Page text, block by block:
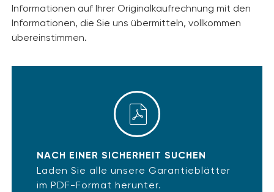
Informationen auf Ihrer Originalkaufrechnung mit den
Informationen, die Sie uns übermitteln, vollkommen
übereinstimmen.
NACH EINER SICHERHEIT SUCHEN
Laden Sie alle unsere Garantieblätter
im PDF-Format herunter.